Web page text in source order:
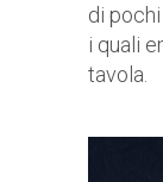
di
i quali
tavola.